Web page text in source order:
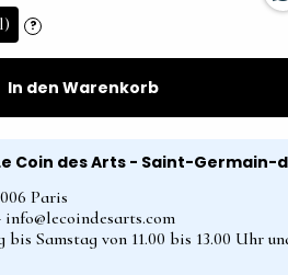
?
In den Warenkorb
Coin des Arts - Saint-Germain-
Paris
info@lecoindesarts.com
Samstag von 11.00 bis 13.00 Uhr